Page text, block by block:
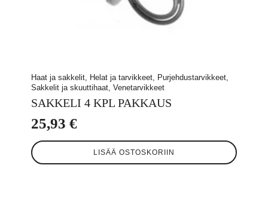
Haat ja sakkelit, Helat ja tarvikkeet, Purjehdustarvikkeet,
Sakkelit ja skuuttihaat, Venetarvikkeet
SAKKELI 4 KPL PAKKAUS
25,93 €
LISÄÄ OSTOSKORIIN